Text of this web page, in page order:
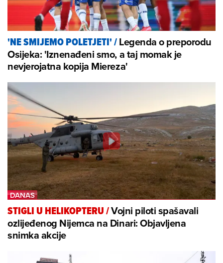
'NE SMIJEMO POLETJETI'/Legenda o preporodu
Osijeka: 'Iznenađeni smo, a taj momak je
nevjerojatna kopija Miereza'
STIGLI U HELIKOPTERU/Vojni piloti spašavali
ozlijeđenog Nijemca na Dinari: Objavljena
snimka akcije